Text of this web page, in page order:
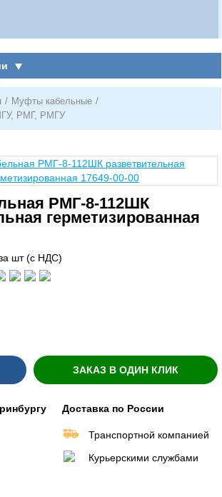
/ Муфты кабельные /
РМГ, РМГУ
РМГ-8-112ШК
герметизированная
шт (с НДС)
ЗАКАЗ В ОДИН КЛИК
Доставка по России
Транспортной компанией
Курьерскими службами